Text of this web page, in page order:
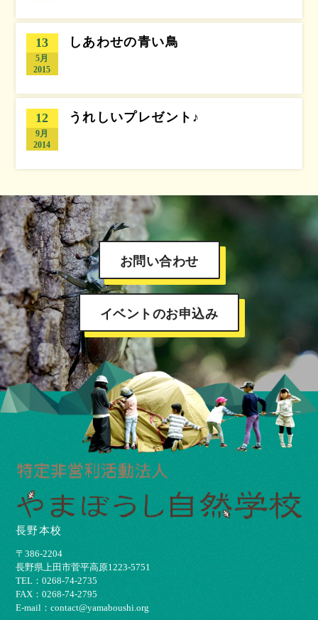
13
5月
2015
しあわせの青い鳥
12
9月
2014
うれしいプレゼント♪
お問い合わせ
イベントのお申込み
長野本校
〒386-2204
⻑野県上⽥市菅平⾼原1223-5751
TEL：0268-74-2735
FAX：0268-74-2795
E-mail：contact@yamaboushi.org